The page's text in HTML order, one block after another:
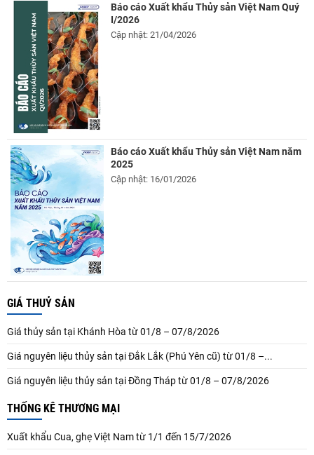
Báo cáo Xuất khẩu Thủy sản Việt Nam Quý
I/2026
Cập nhật: 21/04/2026
Báo cáo Xuất khẩu Thủy sản Việt Nam năm
2025
Cập nhật: 16/01/2026
GIÁ THUỶ SẢN
Giá thủy sản tại Khánh Hòa từ 01/8 – 07/8/2026
Giá nguyên liệu thủy sản tại Đắk Lắk (Phú Yên cũ) từ 01/8 –...
Giá nguyên liệu thủy sản tại Đồng Tháp từ 01/8 – 07/8/2026
THỐNG KÊ THƯƠNG MẠI
Xuất khẩu Cua, ghẹ Việt Nam từ 1/1 đến 15/7/2026